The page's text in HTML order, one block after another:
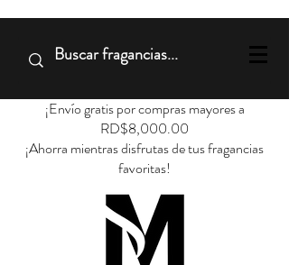
¡Envío gratis por compras mayores a
RD$8,000.00
¡Ahorra mientras disfrutas de tus fragancias
favoritas!